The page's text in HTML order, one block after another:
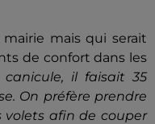
mais qui serait
de confort dans les
il faisait 35
On préfère prendre
volets afin de couper